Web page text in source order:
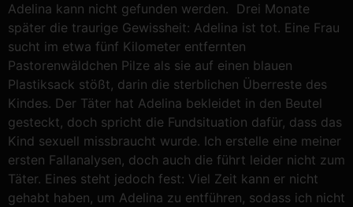
Adelina kann nicht gefunden werden. Drei Monate
später die traurige Gewissheit: Adelina ist tot. Eine Frau
sucht im etwa fünf Kilometer entfernten
Pastorenwäldchen Pilze als sie auf einen blauen
Plastiksack stößt, darin die sterblichen Überreste des
Kindes. Der Täter hat Adelina bekleidet in den Beutel
gesteckt, doch spricht die Fundsituation dafür, dass das
Kind sexuell missbraucht wurde. Ich erstelle eine meiner
ersten Fallanalysen, doch auch die führt leider nicht zum
Täter. Eines steht jedoch fest: Viel Zeit kann er nicht
gehabt haben, um Adelina zu entführen, sodass ich nicht